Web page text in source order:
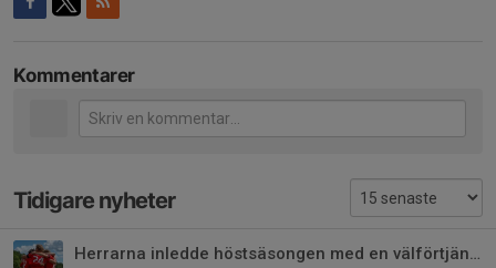
Kommentarer
Tidigare nyheter
Herrarna inledde höstsäsongen med en välförtjänt seger